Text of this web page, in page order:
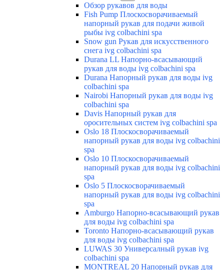
Обзор рукавов для воды
Fish Pump Плоскосворачиваемый
напорный рукав для подачи живой
рыбы ivg colbachini spa
Snow gun Рукав для искусственного
снега ivg colbachini spa
Durana LL Напорно-всасывающий
рукав для воды ivg colbachini spa
Durana Напорный рукав для воды ivg
colbachini spa
Nairobi Напорный рукав для воды ivg
colbachini spa
Davis Напорный рукав для
оросительных систем ivg colbachini spa
Oslo 18 Плоскосворачиваемый
напорный рукав для воды ivg colbachini
spa
Oslo 10 Плоскосворачиваемый
напорный рукав для воды ivg colbachini
spa
Oslo 5 Плоскосворачиваемый
напорный рукав для воды ivg colbachini
spa
Amburgo Напорно-всасывающий рукав
для воды ivg colbachini spa
Toronto Напорно-всасывающий рукав
для воды ivg colbachini spa
LUWAS 30 Универсалный рукав ivg
colbachini spa
MONTREAL 20 Напорный рукав для